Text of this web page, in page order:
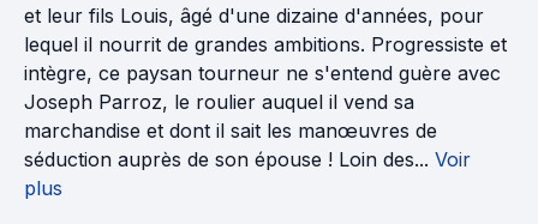
et leur fils Louis, âgé d'une dizaine d'années, pour
lequel il nourrit de grandes ambitions. Progressiste et
intègre, ce paysan tourneur ne s'entend guère avec
Joseph Parroz, le roulier auquel il vend sa
marchandise et dont il sait les manœuvres de
séduction auprès de son épouse ! Loin des... Voir
plus